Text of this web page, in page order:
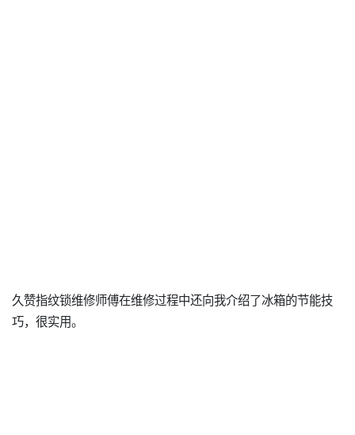
久赞指纹锁维修师傅在维修过程中还向我介绍了冰箱的节能技
巧，很实用。